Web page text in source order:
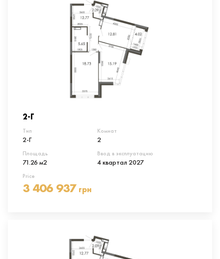
2-Г
Тип
2-Г
Комнат
2
Площадь
71.26 м2
Ввод в эксплуатацию
4 квартал 2027
Price
3 406 937 грн